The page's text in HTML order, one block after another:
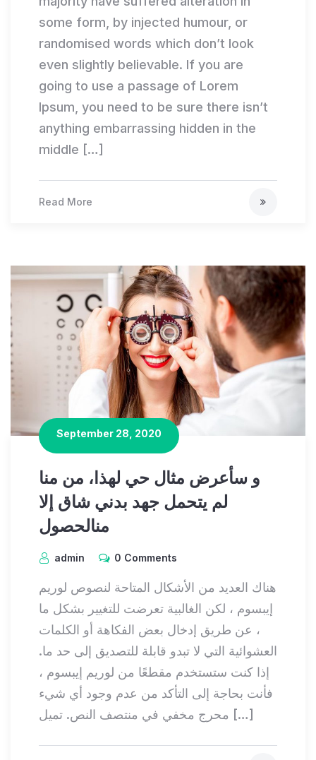
some form, by injected humour, or
randomised words which don’t look
even slightly believable. If you are
going to use a passage of Lorem
Ipsum, you need to be sure there isn’t
anything embarrassing hidden in the
middle […]
Read More
September 28, 2020
و سأعرض مثال حي لهذا، من منا
لم يتحمل جهد بدني شاق إلا
منالحصول
admin 0 Comments
هناك العديد من الأشكال المتاحة لنصوص لوريم
إيبسوم ، لكن الغالبية تعرضت للتغيير بشكل ما
، عن طريق إدخال بعض الفكاهة أو الكلمات
العشوائية التي لا تبدو قابلة للتصديق إلى حد ما.
إذا كنت ستستخدم مقطعًا من لوريم إيبسوم ،
فأنت بحاجة إلى التأكد من عدم وجود أي شيء
محرج مخفي في منتصف النص. تميل […]